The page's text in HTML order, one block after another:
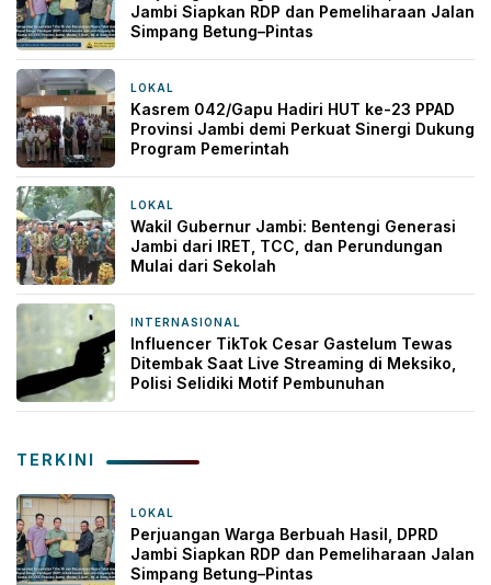
Jambi Siapkan RDP dan Pemeliharaan Jalan
Simpang Betung–Pintas
LOKAL
Kasrem 042/Gapu Hadiri HUT ke-23 PPAD
Provinsi Jambi demi Perkuat Sinergi Dukung
Program Pemerintah
LOKAL
Wakil Gubernur Jambi: Bentengi Generasi
Jambi dari IRET, TCC, dan Perundungan
Mulai dari Sekolah
INTERNASIONAL
Influencer TikTok Cesar Gastelum Tewas
Ditembak Saat Live Streaming di Meksiko,
Polisi Selidiki Motif Pembunuhan
TERKINI
LOKAL
Perjuangan Warga Berbuah Hasil, DPRD
Jambi Siapkan RDP dan Pemeliharaan Jalan
Simpang Betung–Pintas